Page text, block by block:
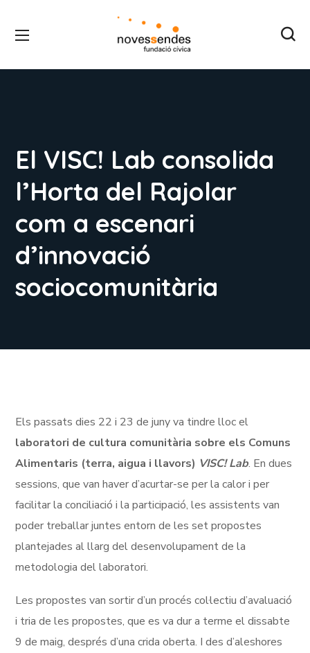
El VISC! Lab consolida
l’Horta del Rajolar
com a escenari
d’innovació
sociocomunitària
Els passats dies 22 i 23 de juny va tindre lloc el
laboratori de cultura comunitària sobre els Comuns
Alimentaris (terra, aigua i llavors) VISC! Lab. En dues
sessions, que van haver d’acurtar-se per la calor i per
facilitar la conciliació i la participació, les assistents van
poder treballar juntes entorn de les set propostes
plantejades al llarg del desenvolupament de la
metodologia del laboratori.
Les propostes van sortir d’un procés col·lectiu d’avaluació
i tria de les propostes, que es va dur a terme el dissabte
9 de maig, després d’una crida oberta. I des d’aleshores